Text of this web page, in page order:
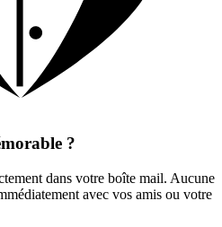
?
dans votre boîte mail. Aucune
avec vos amis ou votre